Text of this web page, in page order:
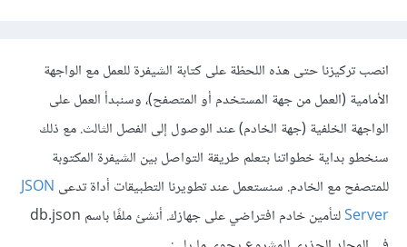
انصب تركيزنا حتى هذه اللحظة على كتابة الشيفرة للعمل مع الواجهة
الأمامية (العمل من جهة المستخدم أو المتصفح)، وسنبدأ العمل على
الواجهة الخلفية (جهة الخادم) عند الوصول إلى الفصل الثالث. مع ذلك
سنخطو بداية خطواتنا بتعلم طريقة التواصل بين الشيفرة المكتوبة
للمتصفح مع الخادم. سنستعمل عند تطويرنا التطبيقات أداة تدعى JSON
Server
لتأمين خادم افتراضي على جهازك. أنشئ ملفًا باسم db.json